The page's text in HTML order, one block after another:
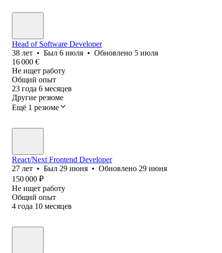
Head of Software Developer
38 лет • Был 6 июля • Обновлено 5 июля
16 000 €
Не ищет работу
Общий опыт
23 года 6 месяцев
Другие резюме
Ещё 1 резюме
React/Next Frontend Developer
27 лет • Был 29 июня • Обновлено 29 июня
150 000 ₽
Не ищет работу
Общий опыт
4 года 10 месяцев